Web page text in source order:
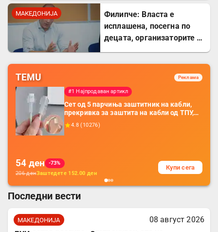
МАКЕДОНИЈА
Филипче: Власта е
исплашена, посегна по
децата, организаторите и
TEMU Реклама
#1 Најпродаван артикл
Сет од 5 парчиња заштитник на кабли,
прекривка за заштита на кабли од ТПУ,
додатоци за заштита на кабли, без
батерија, за мобилни телефони, комплет
4.8 ( 10276)
54 ден
-73%
206денЗаштедете 152.00 ден
Купи сега
Последни вести
МАКЕДОНИЈА
08 август 2026